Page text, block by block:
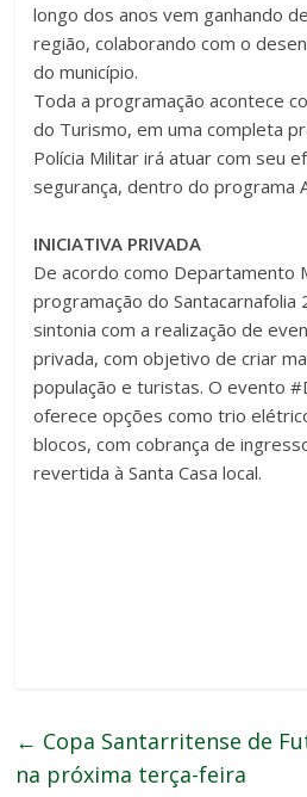
longo dos anos vem ganhando
região, colaborando com o
do município.
Toda a programação acontece
do Turismo, em uma completa
Polícia Militar irá atuar com seu
segurança, dentro do programa
INICIATIVA PRIVADA
De acordo como Departamento
programação do Santacarnafolia
sintonia com a realização de
privada, com objetivo de criar
população e turistas. O evento
oferece opções como trio
blocos, com cobrança de
revertida à Santa Casa local.
← Copa Santarritense de
na próxima terça-feira